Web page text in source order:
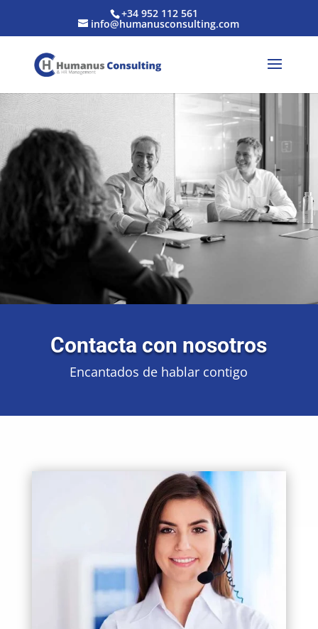
+34 952 112 561
info@humanusconsulting.com
Contacta con nosotros
Encantados de hablar contigo